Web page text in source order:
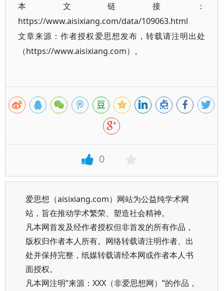
本文链接：
https://www.aisixiang.com/data/109063.html
文章来源：作者授权爱思想发布，转载请注明出处
（https://www.aisixiang.com）。
0
爱思想（aisixiang.com）网站为公益纯学术网
站，旨在推动学术繁荣、塑造社会精神。
凡本网首发及经作者授权但非首发的所有作品，
版权归作者本人所有。网络转载请注明作者、出
处并保持完整，纸媒转载请经本网或作者本人书
面授权。
凡本网注明“来源：XXX（非爱思想网）”的作品，